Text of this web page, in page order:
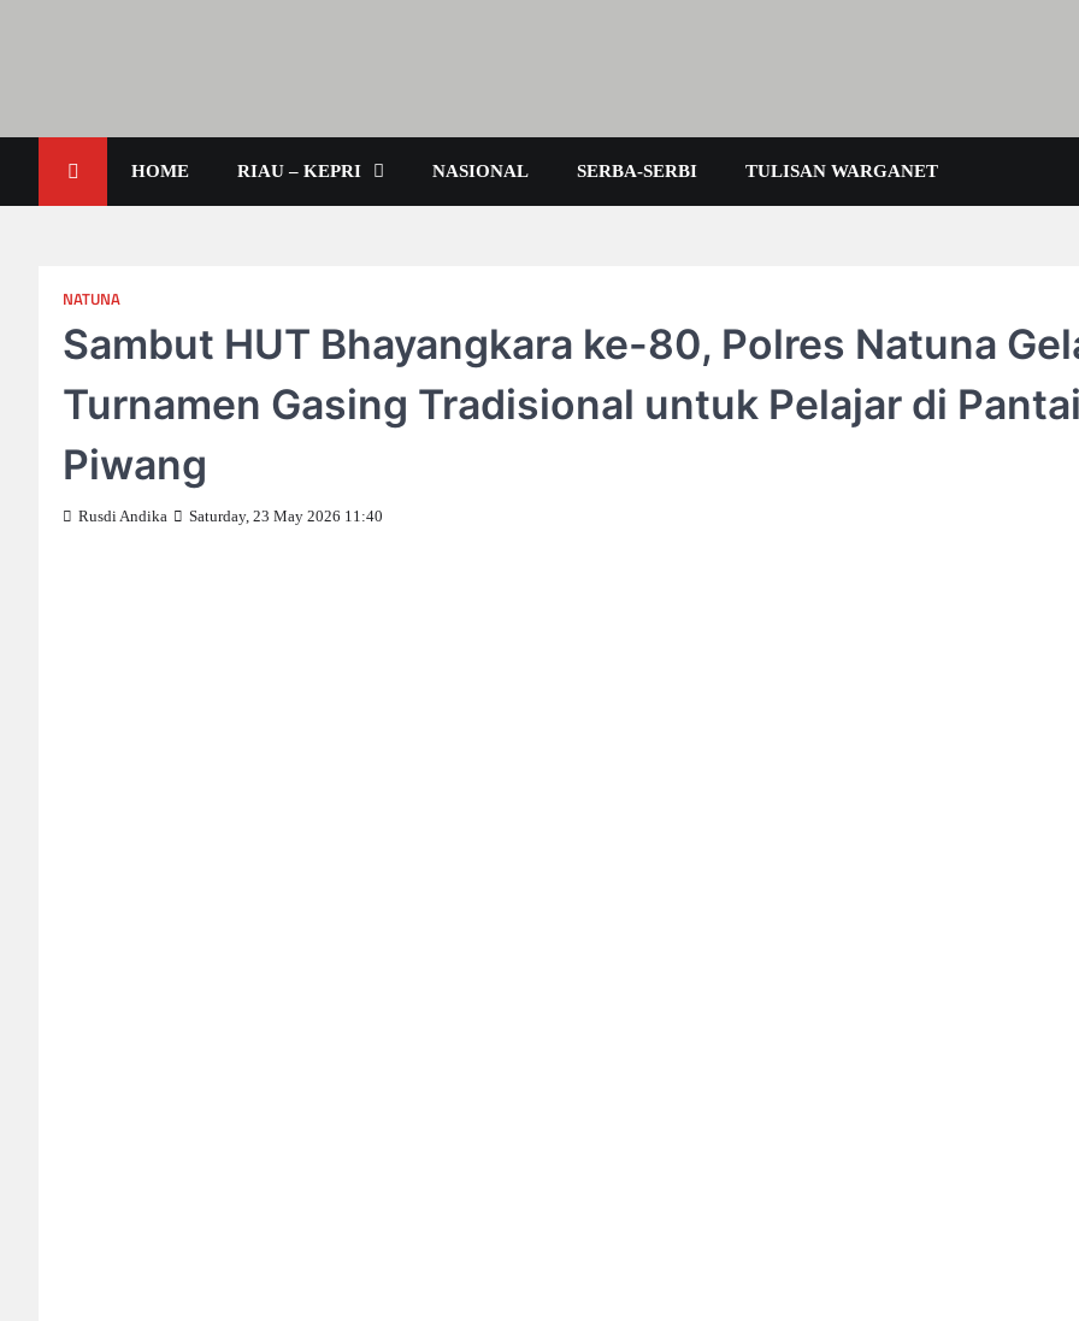
HOME RIAU – KEPRI NASIONAL SERBA-SERBI TULISAN WARGANET
NATUNA
Sambut HUT Bhayangkara ke-80, Polres Natuna
Turnamen Gasing Tradisional untuk Pelajar di
Piwang
Rusdi Andika Saturday, 23 May 2026 11:40